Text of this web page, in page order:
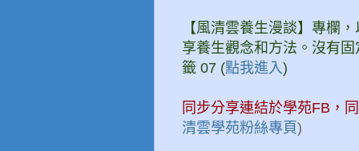
【風清雲養生漫談】專欄
享養生觀念和方法。沒有
籤 07 (點我進入)
同步分享連結於學苑FB，
清雲學苑粉絲專頁)